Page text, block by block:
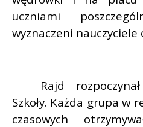
uczniami
wyznaczeni
Rajd
Szkoły. Każda grupa w
czasowych